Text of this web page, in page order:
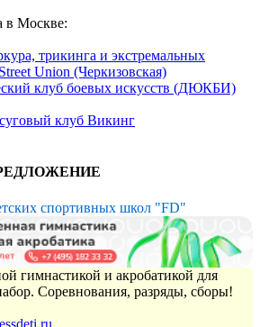
в Москве:
трикинга и экстремальных
Union (Черкизовская)
клуб боевых искусств (ДЮКБИ)
клуб Викинг
спортивных школ "FD"
гимнастикой и акробатикой для
Соревнования, разряды, сборы!